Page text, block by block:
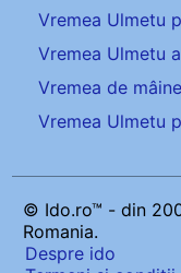
Vremea Ulmetu
Vremea Ulmetu
Vremea de
Vremea Ulmetu
© Ido.ro™ - din
Romania.
Despre ido